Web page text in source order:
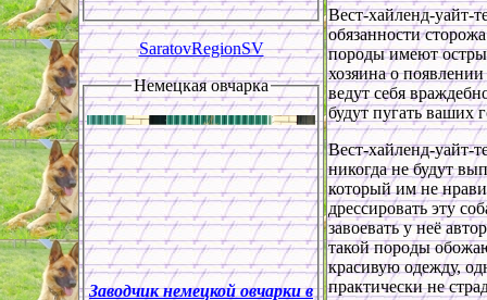
SaratovRegionSV
Немецкая овчарка
Заводчик немецкой овчарки в
Вест-хайленд-уайт-
обязанности
породы имеют
хозяина о
ведут себя
будут пугать ваших
Вест-хайленд-уайт-
никогда не будут
который им не
дрессировать эту
завоевать у неё
такой породы
красивую одежду,
практически не